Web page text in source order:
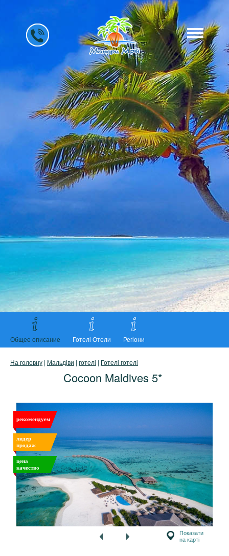
Общее описание Готелі Отели Регіони
На головну | Мальдіви | готелі | Готелі готелі
Cocoon Maldives 5*
рекомендуем
лидер
продаж
цена
качество
Показати
на карті